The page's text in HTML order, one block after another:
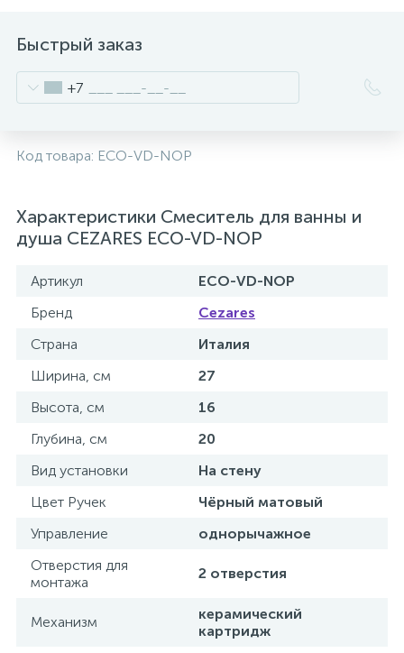
Быстрый заказ
+7
Код товара: ECO-VD-NOP
Характеристики Смеситель для ванны и
душа CEZARES ECO-VD-NOP
Артикул
ECO-VD-NOP
Бренд
Cezares
Страна
Италия
Ширина, см
27
Высота, см
16
Глубина, см
20
Вид установки
На стену
Цвет Ручек
Чёрный матовый
Управление
однорычажное
Отверстия для
монтажа
2 отверстия
Механизм
керамический
картридж